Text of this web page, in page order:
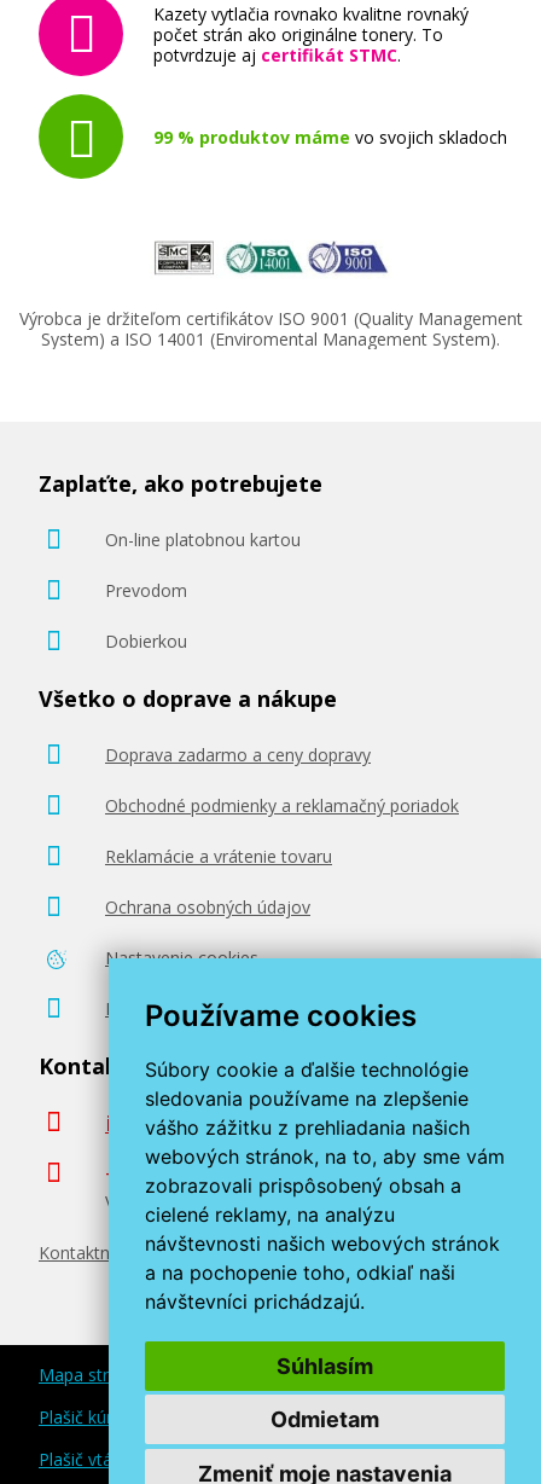
Používame cookies
Súbory cookie a ďalšie technológie
sledovania používame na zlepšenie
vášho zážitku z prehliadania našich
webových stránok, na to, aby sme vám
zobrazovali prispôsobený obsah a
cielené reklamy, na analýzu
návštevnosti našich webových stránok
a na pochopenie toho, odkiaľ naši
návštevníci prichádzajú.
Súhlasím
Odmietam
Zmeniť moje nastavenia
41,90 €
(čierna)
Kompatibilná náplň
Originálna náplň EPSON T9442 (Azúrová)
Originálna náplň
74,90 €
Pridať do košíka
Kazety vytlačia rovnako kvalitne rovnaký
počet strán ako originálne tonery. To
potvrdzuje aj certifikát STMC.
99 % produktov máme vo svojich skladoch
Výrobca je držiteľom certifikátov ISO 9001 (Quality Management
System) a ISO 14001 (Enviromental Management System).
Zaplaťte, ako potrebujete
On-line platobnou kartou
Prevodom
Dobierkou
Všetko o doprave a nákupe
Doprava zadarmo a ceny dopravy
Obchodné podmienky a reklamačný poriadok
Reklamácie a vrátenie tovaru
Ochrana osobných údajov
Nastavenie cookies
Poradenstvo zadarmo
Kontaktujte nás
info@miroluk.sk
+420 377 222 313
Volajte v pracovné dni od 8. do 17. hod.
Kontaktné údaje
Mapa stránok
Plašič kún a myší
Plašič vtákov